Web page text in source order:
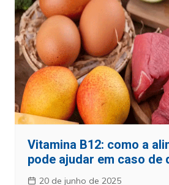
Vitamina B12: como a
pode ajudar em caso de
20 de junho de 2025